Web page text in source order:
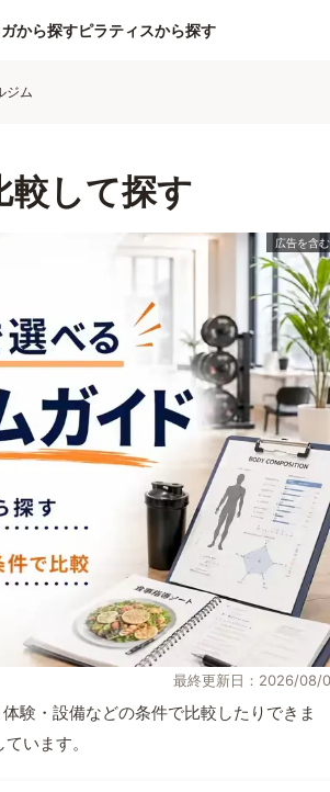
から探すピラティスから探す
ジム
較して探す
最終更新日：2026/08/
験・設備などの条件で比較したりできま
います。